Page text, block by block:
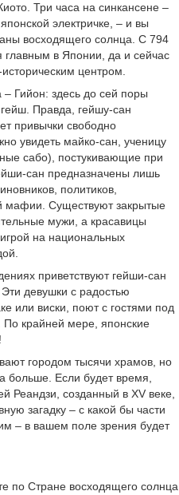
Три часа на синкансене –
электричке, – и вы
восходящего солнца. С 794
главным в Японии, да и сейчас
центром.
Гийон: здесь до сей поры
Правда, гейшу-сан
привычки свободно
увидеть майко-сан, ученицу
сабо), постукивающие при
сан предназначены лишь
политиков,
мафии. Существуют закрытые
мужи, а красавицы
на национальных
приветствуют гейши-сан
девушки с радостью
или виски, поют с гостями под
По крайней мере, японские
городом тысячи храмов, но
больше. Если будет время,
Реандзи, созданный в XV веке,
загадку – с какой бы части
– в вашем поле зрения будет
по Стране восходящего солнца